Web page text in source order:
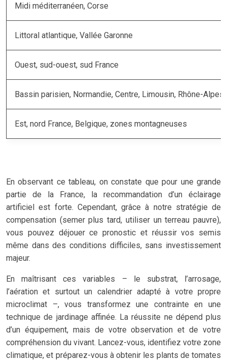
Midi méditerranéen, Corse
Littoral atlantique, Vallée Garonne
Ouest, sud-ouest, sud France
Bassin parisien, Normandie, Centre, Limousin, Rhône-Alpes
Est, nord France, Belgique, zones montagneuses
En observant ce tableau, on constate que pour une grande
partie de la France, la recommandation d’un éclairage
artificiel est forte. Cependant, grâce à notre stratégie de
compensation (semer plus tard, utiliser un terreau pauvre),
vous pouvez déjouer ce pronostic et réussir vos semis
même dans des conditions difficiles, sans investissement
majeur.
En maîtrisant ces variables – le substrat, l’arrosage,
l’aération et surtout un calendrier adapté à votre propre
microclimat –, vous transformez une contrainte en une
technique de jardinage affinée. La réussite ne dépend plus
d’un équipement, mais de votre observation et de votre
compréhension du vivant. Lancez-vous, identifiez votre zone
climatique, et préparez-vous à obtenir les plants de tomates